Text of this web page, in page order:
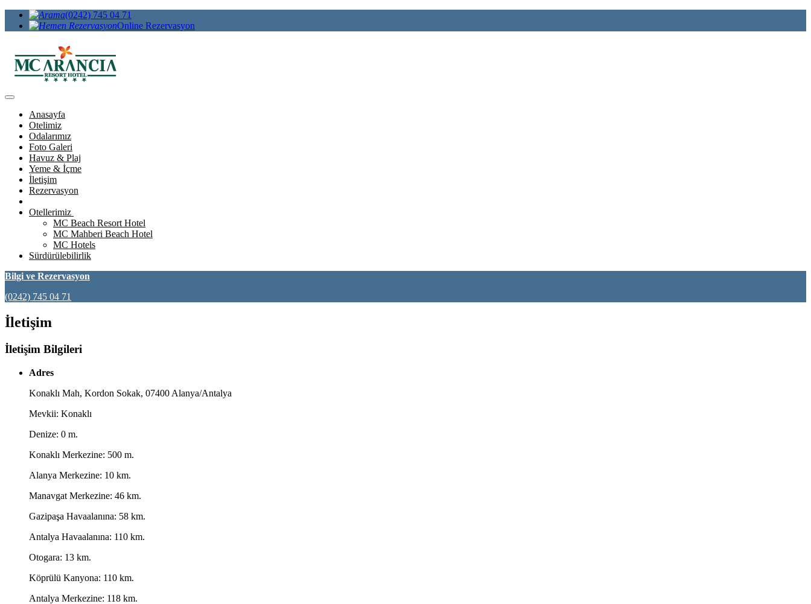
(0242) 745 04 71
Online Rezervasyon
Anasayfa
Otelimiz
Odalarımız
Foto Galeri
Havuz & Plaj
Yeme & İçme
İletişim
Rezervasyon
Otellerimiz
MC Beach Resort Hotel
MC Mahberi Beach Hotel
MC Hotels
Sürdürülebilirlik
Bilgi ve Rezervasyon
(0242) 745 04 71
İletişim
İletişim Bilgileri
Adres
Konaklı Mah, Kordon Sokak, 07400 Alanya/Antalya
Mevkii: Konaklı
Denize: 0 m.
Konaklı Merkezine: 500 m.
Alanya Merkezine: 10 km.
Manavgat Merkezine: 46 km.
Gazipaşa Havaalanına: 58 km.
Antalya Havaalanına: 110 km.
Otogara: 13 km.
Köprülü Kanyona: 110 km.
Antalya Merkezine: 118 km.